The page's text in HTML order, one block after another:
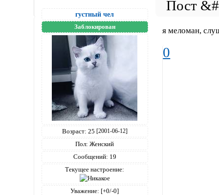
густный чел
Заблокирован
Возраст: 25 [2001-06-12]
Пол: Женский
Сообщений: 19
Текущее настроение:
Уважение: [+0/-0]
я меломан,
0